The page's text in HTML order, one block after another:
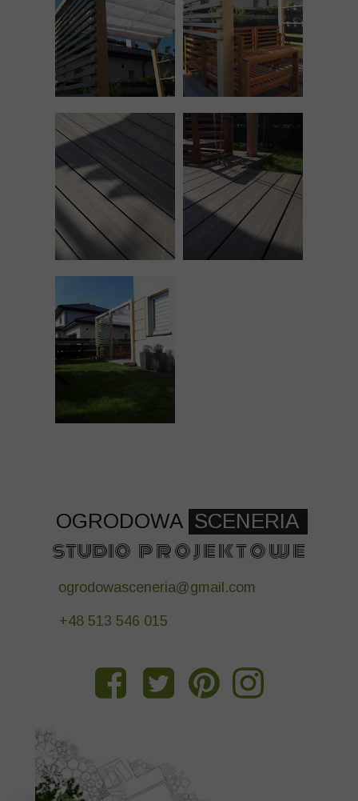
studio p r o j e k t o w e
ogrodowasceneria@gmail.com
+48 513 546 015
OGRODOWA SCENERIA